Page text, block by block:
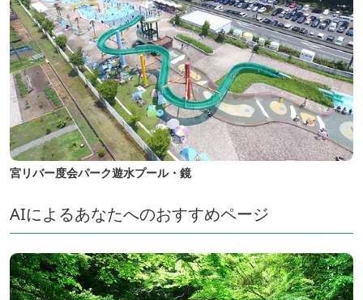
宮リバー度会パーク遊水プール・鏡
AIによるあなたへのおすすめページ